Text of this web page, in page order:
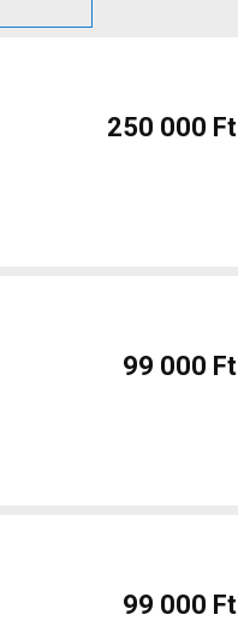
250 000 Ft
99 000 Ft
99 000 Ft